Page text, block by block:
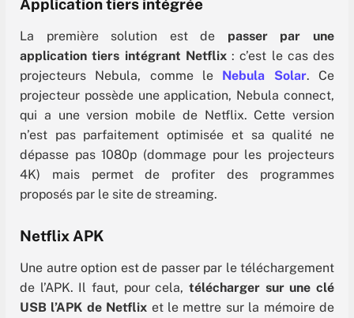
Application tiers intégrée
La première solution est de passer par une
application tiers intégrant Netflix: c’est le cas des
projecteurs Nebula, comme le Nebula Solar. Ce
projecteur possède une application, Nebula connect,
qui a une version mobile de Netflix. Cette version
n’est pas parfaitement optimisée et sa qualité ne
dépasse pas 1080p (dommage pour les projecteurs
4K) mais permet de profiter des programmes
proposés par le site de streaming.
Netflix APK
Une autre option est de passer par le téléchargement
de l’APK. Il faut, pour cela, télécharger sur une clé
USB l’APK de Netflix et le mettre sur la mémoire de